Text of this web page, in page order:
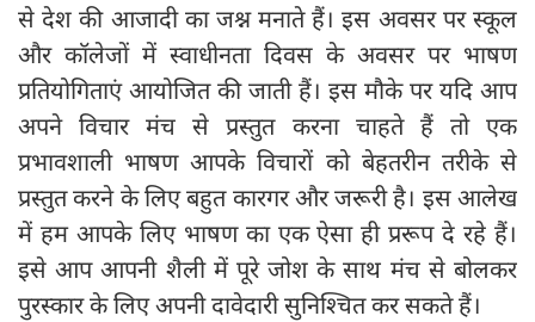
से देश की आजादी का जश्न मनाते हैं। इस अवसर पर स्कूल
और कॉलेजों में स्वाधीनता दिवस के अवसर पर भाषण
प्रतियोगिताएं आयोजित की जाती हैं। इस मौके पर यदि आप
अपने विचार मंच से प्रस्तुत करना चाहते हैं तो एक
प्रभावशाली भाषण आपके विचारों को बेहतरीन तरीके से
प्रस्तुत करने के लिए बहुत कारगर और जरूरी है। इस आलेख
में हम आपके लिए भाषण का एक ऐसा ही प्ररूप दे रहे हैं।
इसे आप आपनी शैली में पूरे जोश के साथ मंच से बोलकर
पुरस्कार के लिए अपनी दावेदारी सुनिश्चित कर सकते हैं।